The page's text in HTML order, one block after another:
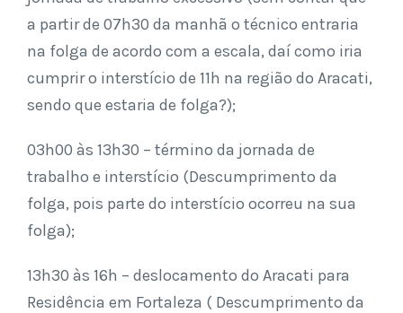
a partir de 07h30 da manhã o técnico entraria
na folga de acordo com a escala, daí como iria
cumprir o interstício de 11h na região do Aracati,
sendo que estaria de folga?);
03h00 às 13h30 – término da jornada de
trabalho e interstício (Descumprimento da
folga, pois parte do interstício ocorreu na sua
folga);
13h30 às 16h – deslocamento do Aracati para
Residência em Fortaleza ( Descumprimento da